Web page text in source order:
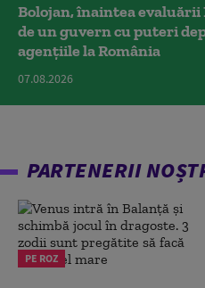
Bolojan, înaintea evaluării
de un guvern cu puteri
agențiile la România
07.08.2026
PARTENERII
PE ROZ